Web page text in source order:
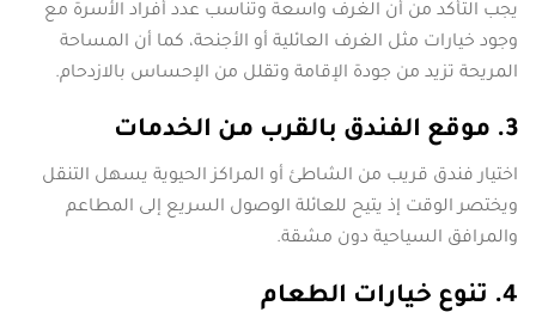
يجب التأكد من أن الغرف واسعة وتناسب عدد أفراد الأسرة مع
وجود خيارات مثل الغرف العائلية أو الأجنحة، كما أن المساحة
المريحة تزيد من جودة الإقامة وتقلل من الإحساس بالازدحام.
3. موقع الفندق بالقرب من الخدمات
اختيار فندق قريب من الشاطئ أو المراكز الحيوية يسهل التنقل
ويختصر الوقت إذ يتيح للعائلة الوصول السريع إلى المطاعم
والمرافق السياحية دون مشقة.
4. تنوع خيارات الطعام